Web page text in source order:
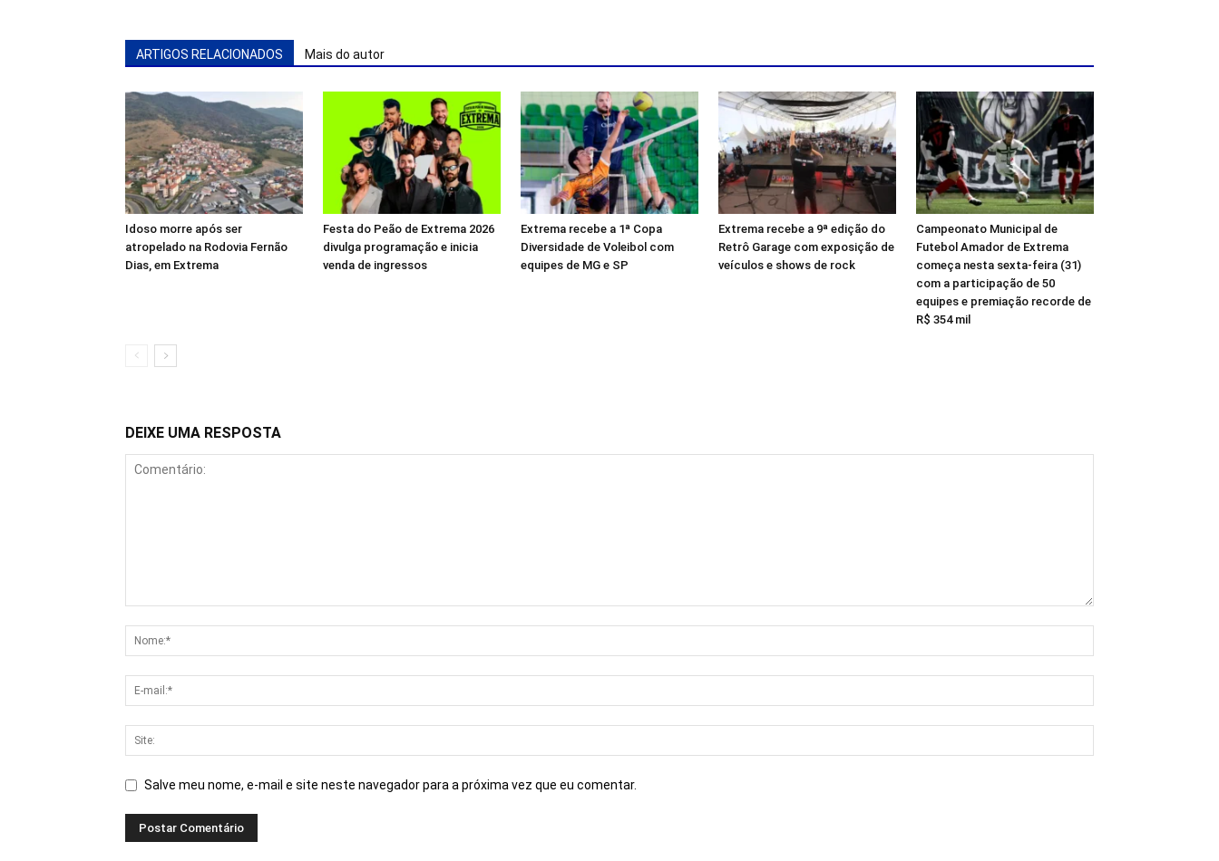
ARTIGOS RELACIONADOS Mais do autor
Idoso morre após ser
atropelado na Rodovia Fernão
Dias, em Extrema
Festa do Peão de Extrema 2026
divulga programação e inicia
venda de ingressos
Extrema recebe a 1ª Copa
Diversidade de Voleibol com
equipes de MG e SP
Extrema recebe a 9ª edição do
Retrô Garage com exposição de
veículos e shows de rock
Campeonato Municipal de
Futebol Amador de Extrema
começa nesta sexta-feira (31)
com a participação de 50
equipes e premiação recorde de
R$ 354 mil
DEIXE UMA RESPOSTA
Salve meu nome, e-mail e site neste navegador para a próxima vez que eu comentar.